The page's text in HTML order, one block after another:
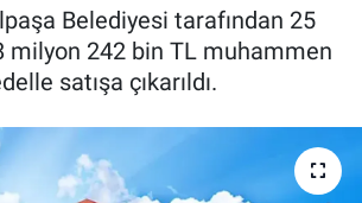
Belediyesi tarafından 25
milyon 242 bin TL muhammen
satışa çıkarıldı.
Durumu ve Fikstür
Haberleri